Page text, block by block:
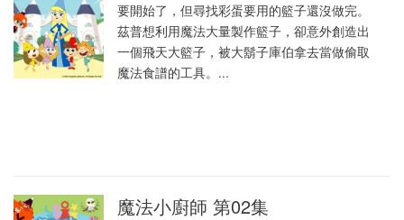
要開始了，但尋找彩蛋要用的籃子還沒做完。
茲普想利用魔法大量製作籃子，卻意外創造出
一個飛天大籃子，被大鬍子庫伯拿去當做偷取
魔法食譜的工具。...
魔法小廚師 第02集